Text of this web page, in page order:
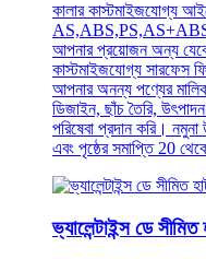
কালার কাস্টমাইজযোগ্য
AS,ABS,PS,AS+ABS
আপনার প্রয়োজন অন্য
কাস্টমাইজযোগ্য সারফেস
আপনার অনন্য পণ্যের
ডিজাইন, ছাঁচ তৈরি, উৎপাদন
পরিষেবা প্রদান করি।
এবং পৃষ্ঠের সমাপ্তি 20
ভ্যালেন্টাইন্স ডে